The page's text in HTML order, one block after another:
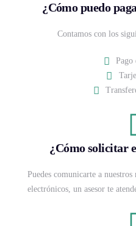
¿Cómo puedo
Contamos con los
Pago
¿Cómo solicitar
Puedes comunicarte a
electrónicos, un asesor te